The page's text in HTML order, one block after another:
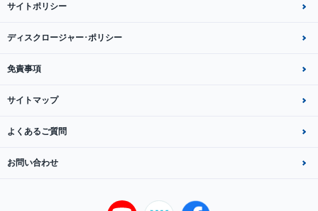
サイトポリシー
ディスクロージャー･ポリシー
免責事項
サイトマップ
よくあるご質問
お問い合わせ